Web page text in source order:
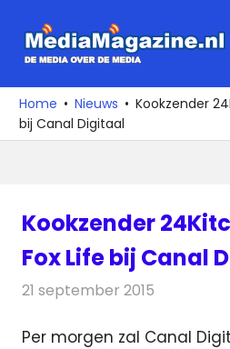
naar
media
over
de
Home Nieuws
Kookzender
bij Canal Digitaal
Kookzender
Fox Life bij Canal
21 september 2015
Per morgen zal Canal